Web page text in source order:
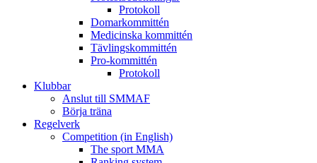
Protokoll
Domarkommittén
Medicinska kommittén
Tävlingskommittén
Pro-kommittén
Protokoll
Klubbar
Anslut till SMMAF
Börja träna
Regelverk
Competition (in English)
The sport MMA